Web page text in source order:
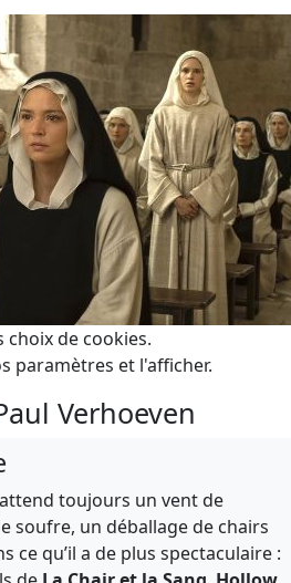
choix de cookies.
paramètres et l'afficher.
Verhoeven
toujours un vent de
soufre, un déballage de chairs
ce qu’il a de plus spectaculaire :